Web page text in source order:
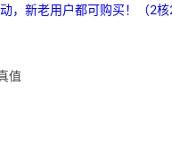
，新老用户都可购买！（2
值